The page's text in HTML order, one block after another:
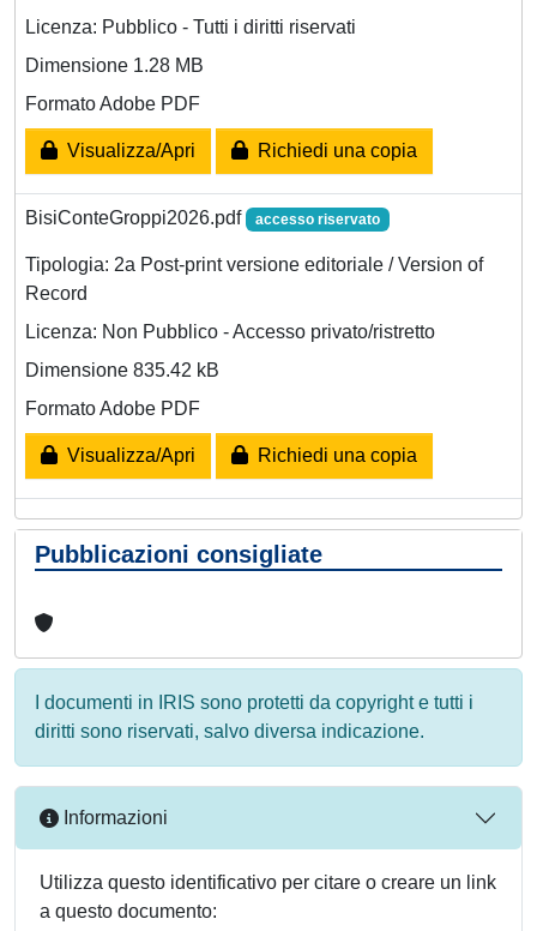
Licenza: Pubblico - Tutti i diritti riservati
Dimensione 1.28 MB
Formato Adobe PDF
Visualizza/Apri Richiedi una copia
BisiConteGroppi2026.pdf accesso riservato
Tipologia: 2a Post-print versione editoriale / Version of
Record
Licenza: Non Pubblico - Accesso privato/ristretto
Dimensione 835.42 kB
Formato Adobe PDF
Visualizza/Apri Richiedi una copia
Pubblicazioni consigliate
I documenti in IRIS sono protetti da copyright e tutti i
diritti sono riservati, salvo diversa indicazione.
Informazioni
Utilizza questo identificativo per citare o creare un link
a questo documento: